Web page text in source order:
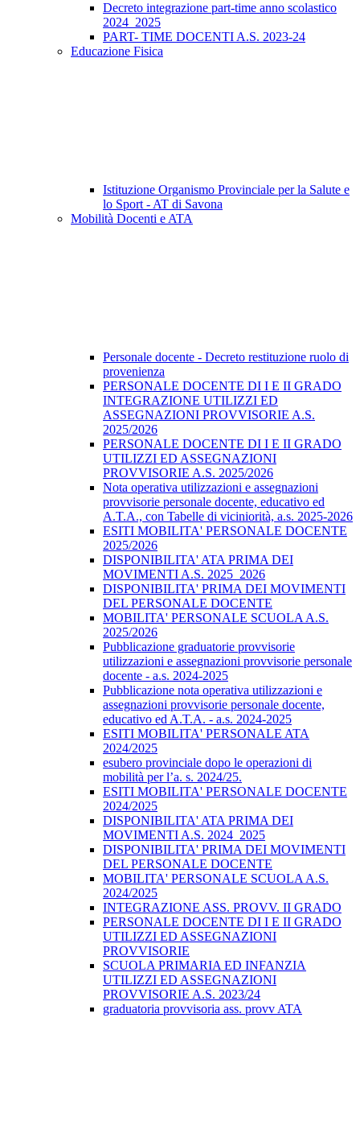
Decreto integrazione part-time anno scolastico
2024_2025
PART- TIME DOCENTI A.S. 2023-24
Educazione Fisica
Istituzione Organismo Provinciale per la Salute e
lo Sport - AT di Savona
Mobilità Docenti e ATA
Personale docente - Decreto restituzione ruolo di
provenienza
PERSONALE DOCENTE DI I E II GRADO
INTEGRAZIONE UTILIZZI ED
ASSEGNAZIONI PROVVISORIE A.S.
2025/2026
PERSONALE DOCENTE DI I E II GRADO
UTILIZZI ED ASSEGNAZIONI
PROVVISORIE A.S. 2025/2026
Nota operativa utilizzazioni e assegnazioni
provvisorie personale docente, educativo ed
A.T.A., con Tabelle di viciniorità, a.s. 2025-2026
ESITI MOBILITA' PERSONALE DOCENTE
2025/2026
DISPONIBILITA' ATA PRIMA DEI
MOVIMENTI A.S. 2025_2026
DISPONIBILITA' PRIMA DEI MOVIMENTI
DEL PERSONALE DOCENTE
MOBILITA' PERSONALE SCUOLA A.S.
2025/2026
Pubblicazione graduatorie provvisorie
utilizzazioni e assegnazioni provvisorie personale
docente - a.s. 2024-2025
Pubblicazione nota operativa utilizzazioni e
assegnazioni provvisorie personale docente,
educativo ed A.T.A. - a.s. 2024-2025
ESITI MOBILITA' PERSONALE ATA
2024/2025
esubero provinciale dopo le operazioni di
mobilità per l’a. s. 2024/25.
ESITI MOBILITA' PERSONALE DOCENTE
2024/2025
DISPONIBILITA' ATA PRIMA DEI
MOVIMENTI A.S. 2024_2025
DISPONIBILITA' PRIMA DEI MOVIMENTI
DEL PERSONALE DOCENTE
MOBILITA' PERSONALE SCUOLA A.S.
2024/2025
INTEGRAZIONE ASS. PROVV. II GRADO
PERSONALE DOCENTE DI I E II GRADO
UTILIZZI ED ASSEGNAZIONI
PROVVISORIE
SCUOLA PRIMARIA ED INFANZIA
UTILIZZI ED ASSEGNAZIONI
PROVVISORIE A.S. 2023/24
graduatoria provvisoria ass. provv ATA